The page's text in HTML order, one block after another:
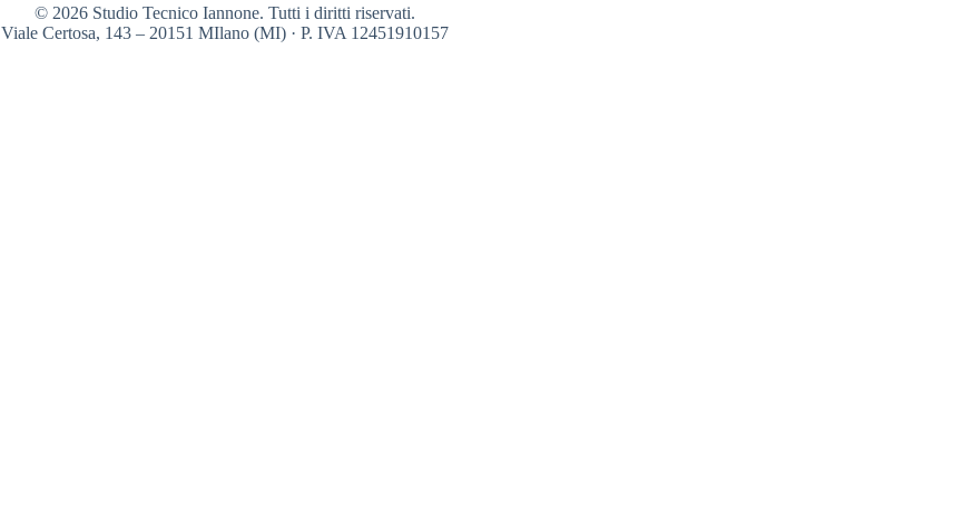
© 2026 Studio Tecnico Iannone. Tutti i diritti riservati.
Viale Certosa, 143 – 20151 MIlano (MI) · P. IVA 12451910157